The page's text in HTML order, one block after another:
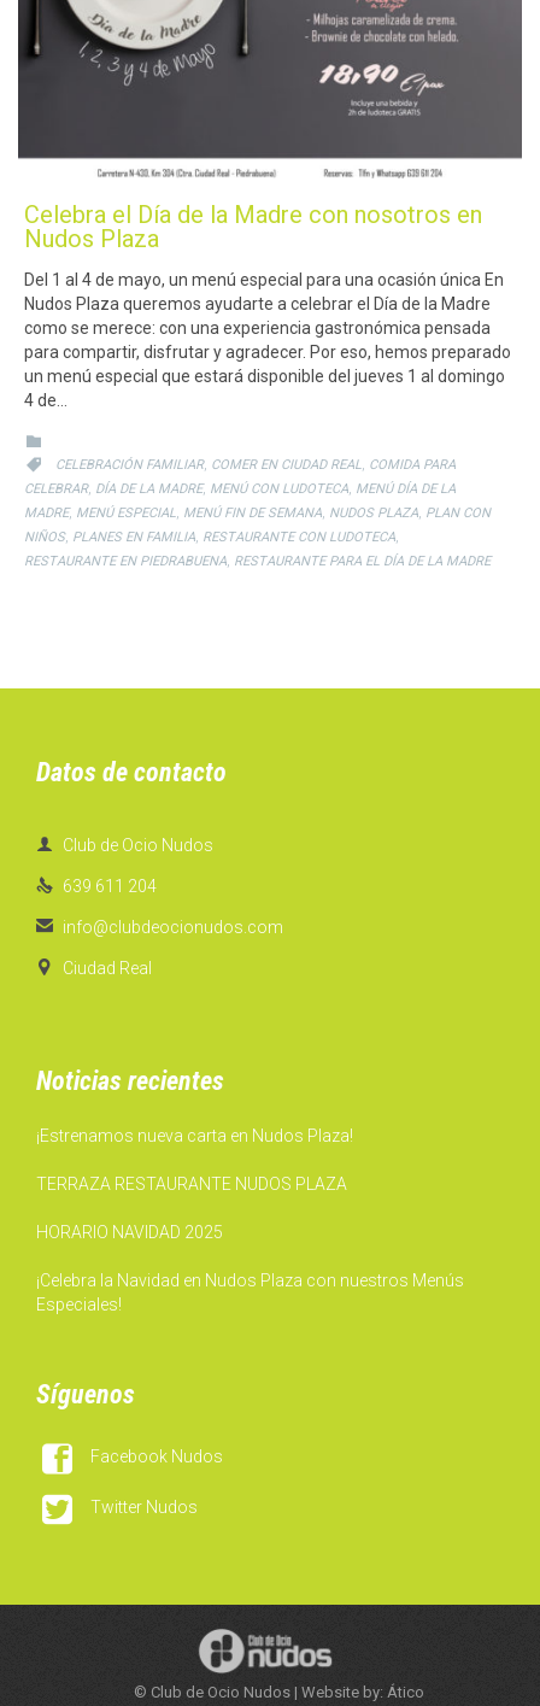
Celebra el Día de la Madre con nosotros en
Nudos Plaza
Del 1 al 4 de mayo, un menú especial para una ocasión única En
Nudos Plaza queremos ayudarte a celebrar el Día de la Madre
como se merece: con una experiencia gastronómica pensada
para compartir, disfrutar y agradecer. Por eso, hemos preparado
un menú especial que estará disponible del jueves 1 al domingo
4 de…

 CATEGORY
CELEBRACIÓN FAMILIAR, COMER EN CIUDAD REAL COMIDA PARA
CELEBRAR, DÍA DE LA MADRE, MENÚ CON LUDOTECA MENÚ DÍA DE LA
MADRE, MENÚ ESPECIAL MENÚ FIN DE SEMANA NUDOS PLAZA PLAN CON
NIÑOS, PLANES EN FAMILIA RESTAURANTE CON LUDOTECA
RESTAURANTE EN PIEDRABUENA RESTAURANTE PARA EL DÍA DE LA MADRE
Datos de contacto
 Club de Ocio Nudos
 639 611 204
 info@clubdeocionudos.com
 Ciudad Real
Noticias recientes
¡Estrenamos nueva carta en Nudos Plaza!
TERRAZA RESTAURANTE NUDOS PLAZA
HORARIO NAVIDAD 2025
¡Celebra la Navidad en Nudos Plaza con nuestros Menús
Especiales!
Síguenos
 Facebook Nudos
 Twitter Nudos
© Club de Ocio Nudos | Website by: Ático